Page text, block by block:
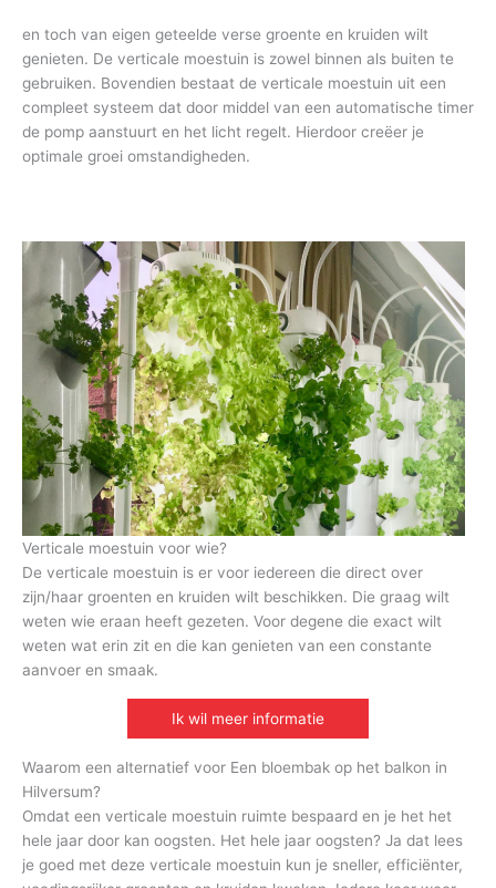
en toch van eigen geteelde verse groente en kruiden wilt
genieten. De verticale moestuin is zowel binnen als buiten te
gebruiken. Bovendien bestaat de verticale moestuin uit een
compleet systeem dat door middel van een automatische timer
de pomp aanstuurt en het licht regelt. Hierdoor creëer je
optimale groei omstandigheden.
Verticale moestuin voor wie?
De verticale moestuin is er voor iedereen die direct over
zijn/haar groenten en kruiden wilt beschikken. Die graag wilt
weten wie eraan heeft gezeten. Voor degene die exact wilt
weten wat erin zit en die kan genieten van een constante
aanvoer en smaak.
Ik wil meer informatie
Waarom een alternatief voor Een bloembak op het balkon in
Hilversum?
Omdat een verticale moestuin ruimte bespaard en je het het
hele jaar door kan oogsten. Het hele jaar oogsten? Ja dat lees
je goed met deze verticale moestuin kun je sneller, efficiënter,